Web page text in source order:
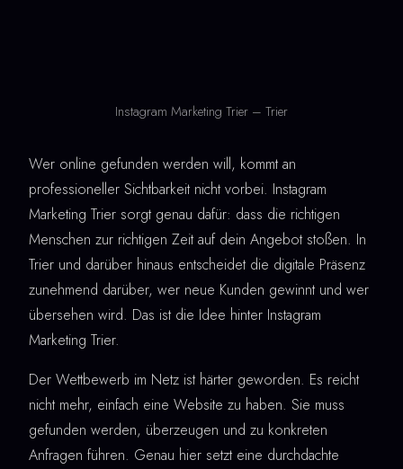
Instagram Marketing Trier – Trier
Wer online gefunden werden will, kommt an
professioneller Sichtbarkeit nicht vorbei. Instagram
Marketing Trier sorgt genau dafür: dass die richtigen
Menschen zur richtigen Zeit auf dein Angebot stoßen. In
Trier und darüber hinaus entscheidet die digitale Präsenz
zunehmend darüber, wer neue Kunden gewinnt und wer
übersehen wird. Das ist die Idee hinter Instagram
Marketing Trier.
Der Wettbewerb im Netz ist härter geworden. Es reicht
nicht mehr, einfach eine Website zu haben. Sie muss
gefunden werden, überzeugen und zu konkreten
Anfragen führen. Genau hier setzt eine durchdachte